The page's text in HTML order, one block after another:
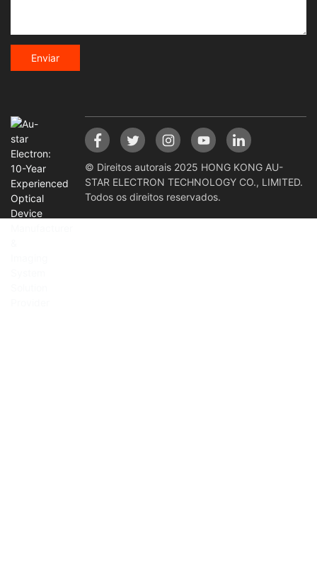
Enviar
© Direitos autorais 2025 HONG KONG AU-
STAR ELECTRON TECHNOLOGY CO., LIMITED.
Todos os direitos reservados.